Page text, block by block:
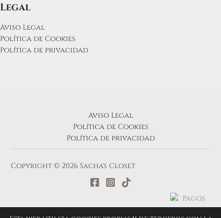
Legal
Aviso Legal
Política de Cookies
Política de privacidad
Aviso Legal
Política de Cookies
Política de privacidad
Copyright © 2026 Sacha's Closet